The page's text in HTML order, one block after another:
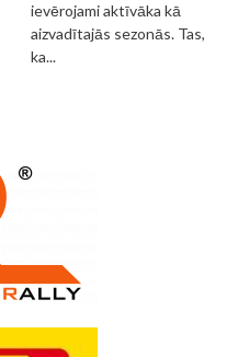
ievērojami aktīvāka kā
aizvadītajās sezonās. Tas,
ka...